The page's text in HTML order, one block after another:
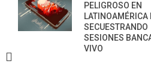
PELIGROSO EN
LATINOAMÉRICA
SECUESTRANDO
SESIONES
VIVO